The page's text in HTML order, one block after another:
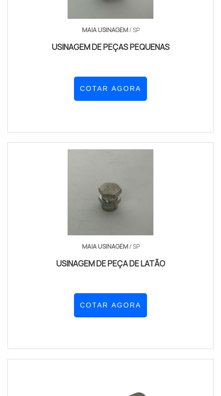
MAIA USINAGEM/ SP
USINAGEM DE PEÇAS PEQUENAS
COTAR AGORA
MAIA USINAGEM/ SP
USINAGEM DE PEÇA DE LATÃO
COTAR AGORA